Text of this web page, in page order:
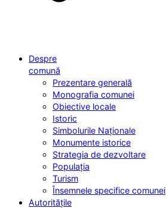
Despre
comună
Prezentare generală
Monografia comunei
Obiective locale
Istoric
Simbolurile Naționale
Monumente istorice
Strategia de dezvoltare
Populația
Turism
Însemnele specifice comunei
Autoritățile